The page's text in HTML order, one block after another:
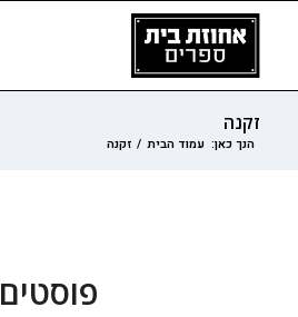
זקנה
הנך כאן: עמוד הבית / זקנה
פוסטים